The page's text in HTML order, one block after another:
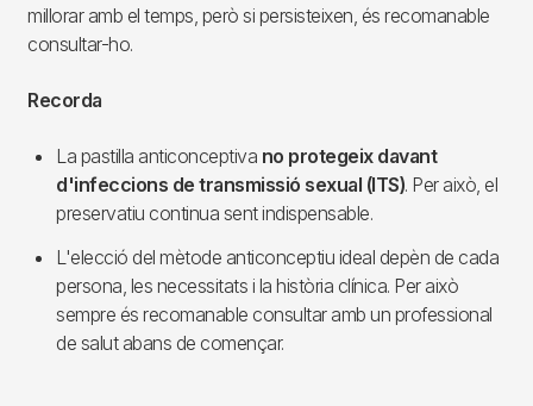
millorar amb el temps, però si persisteixen, és recomanable
consultar-ho.
Recorda
La pastilla anticonceptiva no protegeix davant
d'infeccions de transmissió sexual (ITS). Per això, el
preservatiu continua sent indispensable.
L'elecció del mètode anticonceptiu ideal depèn de cada
persona, les necessitats i la història clínica. Per això
sempre és recomanable consultar amb un professional
de salut abans de començar.